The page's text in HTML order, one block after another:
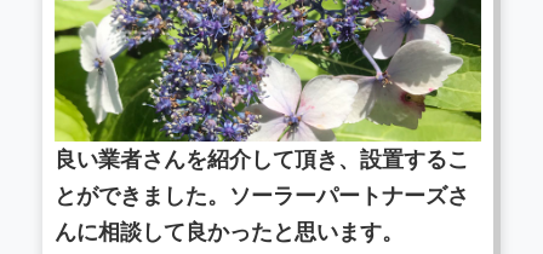
良い業者さんを紹介して頂き、設置するこ
とができました。ソーラーパートナーズさ
んに相談して良かったと思います。